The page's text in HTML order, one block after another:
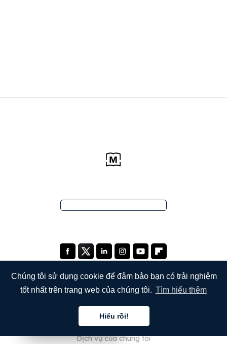
Chúng tôi sử dụng cookie để đảm bảo bạn có trải nghiệm
tốt nhất trên trang web của chúng tôi. Tìm hiểu thêm
Hiểu rồi!
Giới thiệu về chúng tôi
Dịch vụ của chúng tôi
Tiếng việt
Tiếng việt
Tiếng việt